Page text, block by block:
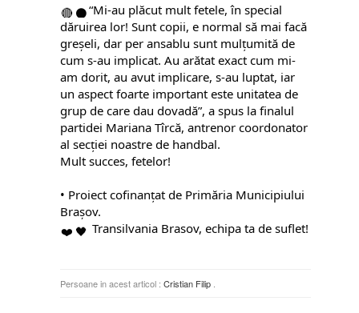
“Mi-au plăcut mult fetele, în special
dăruirea lor! Sunt copii, e normal să mai facă
greșeli, dar per ansablu sunt mulțumită de
cum s-au implicat. Au arătat exact cum mi-
am dorit, au avut implicare, s-au luptat, iar
un aspect foarte important este unitatea de
grup de care dau dovadă”, a spus la finalul
partidei Mariana Tîrcă, antrenor coordonator
al secției noastre de handbal.
Mult succes, fetelor!
• Proiect cofinanțat de Primăria Municipiului
Brașov.
Transilvania Brasov, echipa ta de suflet!
Persoane in acest articol :Cristian Filip